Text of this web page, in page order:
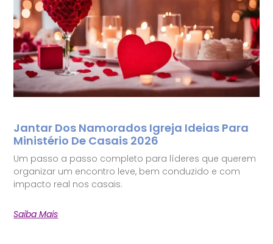
Jantar Dos Namorados Igreja Ideias Para
Ministério De Casais 2026
Um passo a passo completo para líderes que querem
organizar um encontro leve, bem conduzido e com
impacto real nos casais.
Saiba Mais